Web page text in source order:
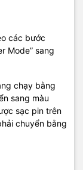
các bước
Mode” sang
chạy bằng
sang màu
sạc pin trên
chuyển bằng